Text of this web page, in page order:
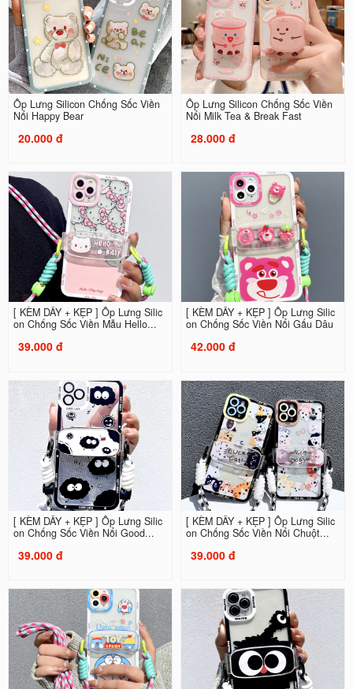
Ốp Lưng Silicon Chống Sốc Viền
Nổi Happy Bear
20.000 đ
Ốp Lưng Silicon Chống Sốc Viền
Nổi Milk Tea & Break Fast
28.000 đ
[ KÈM DÂY + KẸP ] Ốp Lưng Silic
on Chống Sốc Viền Mẫu Hello...
39.000 đ
[ KÈM DÂY + KẸP ] Ốp Lưng Silic
on Chống Sốc Viền Nổi Gấu Dâu
42.000 đ
[ KÈM DÂY + KẸP ] Ốp Lưng Silic
on Chống Sốc Viền Nổi Good...
39.000 đ
[ KÈM DÂY + KẸP ] Ốp Lưng Silic
on Chống Sốc Viền Nổi Chuột...
39.000 đ